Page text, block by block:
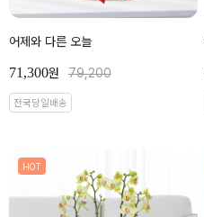
어제와 다른 오늘
71,300원 79,200
전국당일배송
HOT